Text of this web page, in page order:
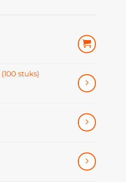
stuks)